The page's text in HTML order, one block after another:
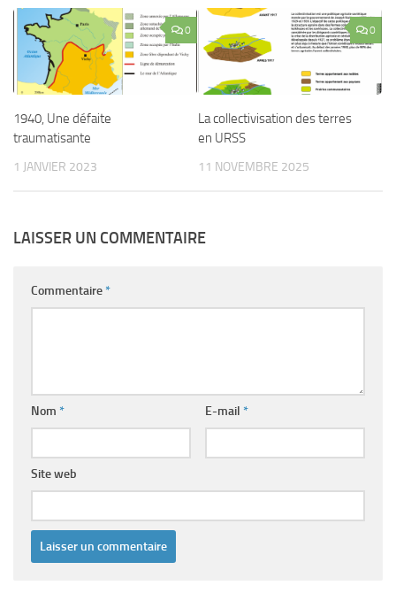
0
1940, Une défaite
traumatisante
1 JANVIER 2023
0
La collectivisation des terres
en URSS
11 NOVEMBRE 2025
LAISSER UN COMMENTAIRE
Commentaire*
Nom * E-mail *
Site web